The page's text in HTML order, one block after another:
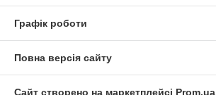
Графік роботи
Повна версія сайту
Сайт створено на маркетплейсі Prom.ua